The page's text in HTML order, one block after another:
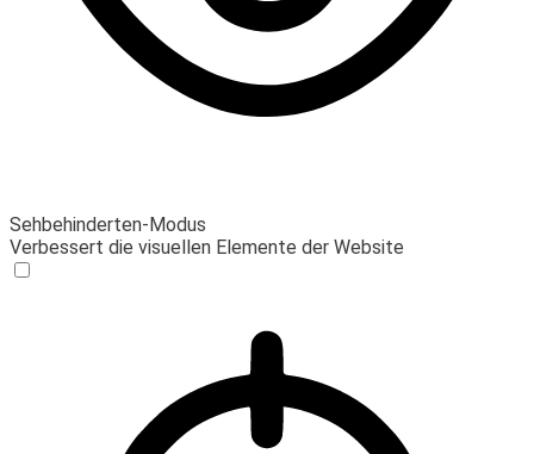
Sehbehinderten-Modus
Verbessert die visuellen Elemente der Website